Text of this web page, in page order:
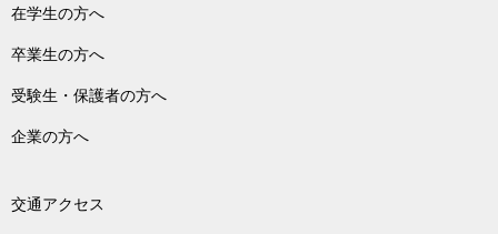
在学生の方へ
卒業生の方へ
受験生・保護者の方へ
企業の方へ
交通アクセス